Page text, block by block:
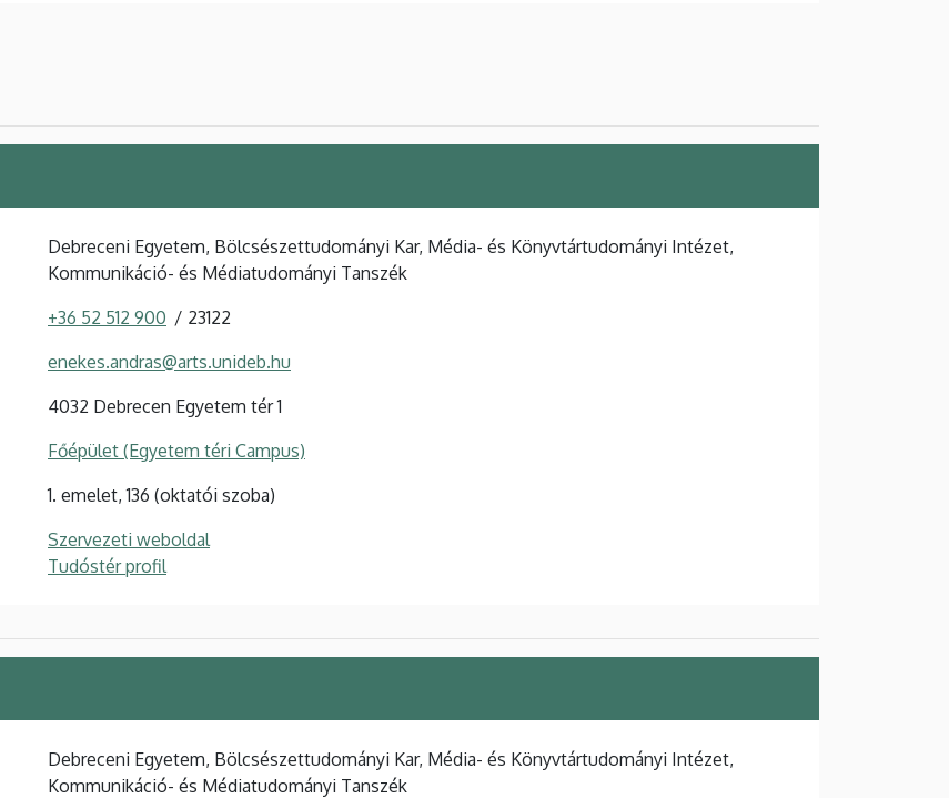
Debreceni Egyetem, Bölcsészettudományi Kar, Média- és Könyvtártudományi Intézet,
Kommunikáció- és Médiatudományi Tanszék
+36 52 512 900 23122
enekes.andras@arts.unideb.hu
4032 Debrecen Egyetem tér 1
Főépület (Egyetem téri Campus)
1. emelet, 136 (oktatói szoba)
Szervezeti weboldal
Tudóstér profil
Debreceni Egyetem, Bölcsészettudományi Kar, Média- és Könyvtártudományi Intézet,
Kommunikáció- és Médiatudományi Tanszék